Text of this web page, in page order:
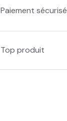
Paiement sécurisé
Top produit